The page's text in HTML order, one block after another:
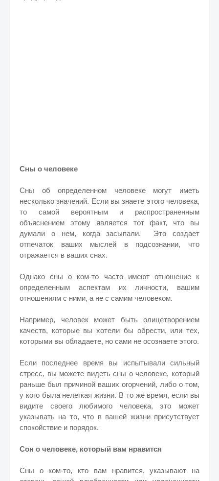
Сны о человеке
Сны об определенном человеке могут иметь
несколько значений. Если вы знаете этого человека,
то самой вероятным и распространенным
объяснением этому является тот факт, что вы
думали о нем, когда засыпали. Это создает
отпечаток ваших мыслей в подсознании, что
отражается в ваших снах.
Однако сны о ком-то часто имеют отношение к
определенным аспектам их личности, вашим
отношениям с ними, а не с самим человеком.
Например, человек может быть олицетворением
качеств, которые вы хотели бы обрести, или тех,
которыми вы обладаете, но сами не осознаете этого.
Если последнее время вы испытывали сильный
стресс, вы можете видеть сны о человеке, который
раньше был причиной ваших огорчений, либо о том,
у кого была нелегкая жизни. В то же время, если вы
видите своего любимого человека, это может
указывать на то, что в вашей жизни присутствует
спокойствие и порядок.
Сон о человеке, который вам нравится
Сны о ком-то, кто вам нравится, указывают на